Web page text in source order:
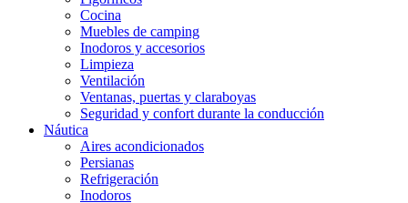
Cocina
Muebles de camping
Inodoros y accesorios
Limpieza
Ventilación
Ventanas, puertas y claraboyas
Seguridad y confort durante la conducción
Náutica
Aires acondicionados
Persianas
Refrigeración
Inodoros